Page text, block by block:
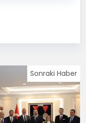
Sonraki Haber